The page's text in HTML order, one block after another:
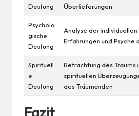
Deutung
Überlieferungen
Psycholo
gische
Deutung
Analyse der individuellen
Erfahrungen und Psyche
Spirituell
e
Deutung
Betrachtung des Traums
spirituellen
des Träumenden
Fazit